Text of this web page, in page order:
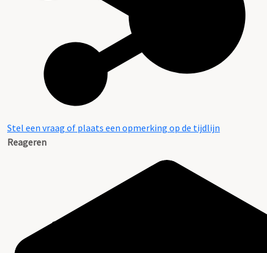
Stel een vraag of plaats een opmerking op de tijdlijn
Reageren